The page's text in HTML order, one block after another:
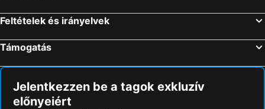
Las Palmas, Kanári-szigetek Szállás
Madrid, Madrid Szállás
Feltételek és irányelvek
Támogatás
Jelentkezzen be a tagok exkluzív
előnyeiért